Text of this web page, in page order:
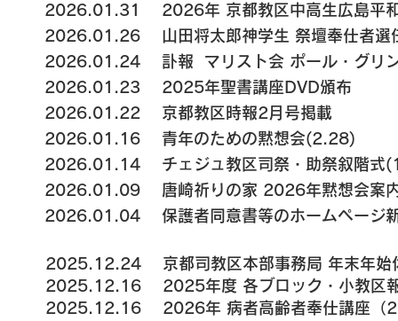
2026.01.31 2026年 京都教区中高生広島平
2026.01.26 山田将太郎神学生 祭壇奉仕者
2026.01.24 訃報 マリスト会 ポール・グリ
2026.01.23 2025年聖書講座DVD頒布
2026.01.22 京都教区時報2月号掲載
2026.01.16 青年のための黙想会(2.28)
2026.01.14 チェジュ教区司祭・助祭叙階式
2026.01.09 唐崎祈りの家 2026年黙想会案
2026.01.04 保護者同意書等のホームページ
2025.12.24 京都司教区本部事務局 年末年
2025.12.16 2025年度 各ブロック・小教区
2025.12.16 2026年 病者高齢者奉仕講座（